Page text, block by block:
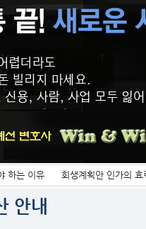
하는 이유 회생계획안 인가의 효
안내